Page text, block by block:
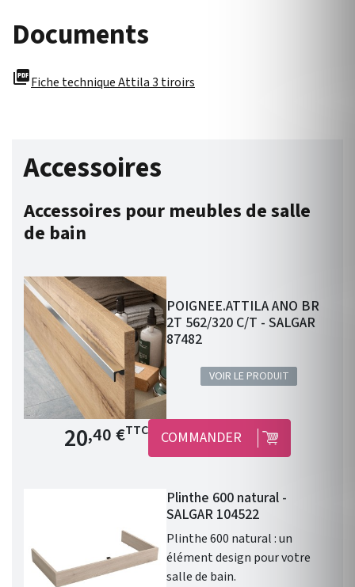
Documents
picture_as_pdfFiche technique Attila 3 tiroirs
Accessoires
Accessoires pour meubles de salle
de bain
POIGNEE.ATTILA ANO BR
2T 562/320 C/T - SALGAR
87482
VOIR LE PRODUIT
Prix de base
20,40 €TTC COMMANDER
Plinthe 600 natural -
SALGAR 104522
Plinthe 600 natural : un
élément design pour votre
salle de bain.